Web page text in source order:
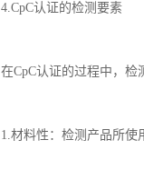
4.CpC认证的检测要素
在CpC认证的过程中，检
1.材料性：检测产品所使